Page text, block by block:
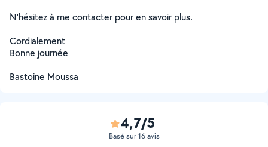
N'hésitez à me contacter pour en savoir plus.
Cordialement
Bonne journée
Bastoine Moussa
4,7/5
Basé sur 16 avis